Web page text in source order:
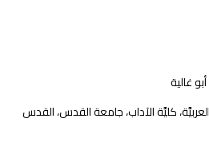
غالية
كليَّة الآداب، جامعة القدس، القدس